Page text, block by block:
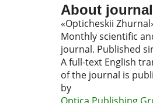
About journal
«Opticheskii
Monthly scientific
journal. Published
A full-text English
of the journal is
by